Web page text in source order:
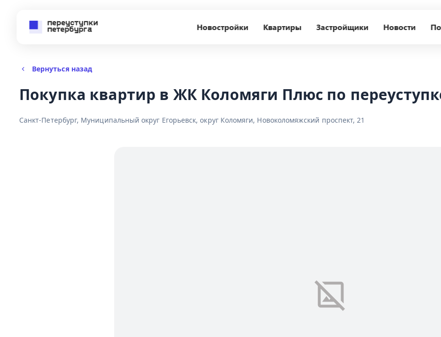
Новостройки Квартиры Застройщики Новости
Вернуться назад
Покупка квартир в ЖК Коломяги Плюс по
Санкт-Петербург, Муниципальный округ Егорьевск, округ Коломяги, Новоколомяжский проспект, 21